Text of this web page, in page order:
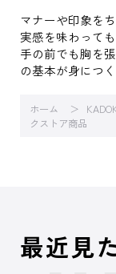
マナーや印象を
実感を味わって
手の前でも胸を
の基本が身につく
ホーム
クストア商品
最近見